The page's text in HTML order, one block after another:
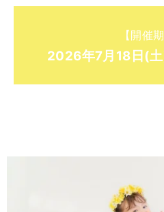
【開催
2026年7月18日(